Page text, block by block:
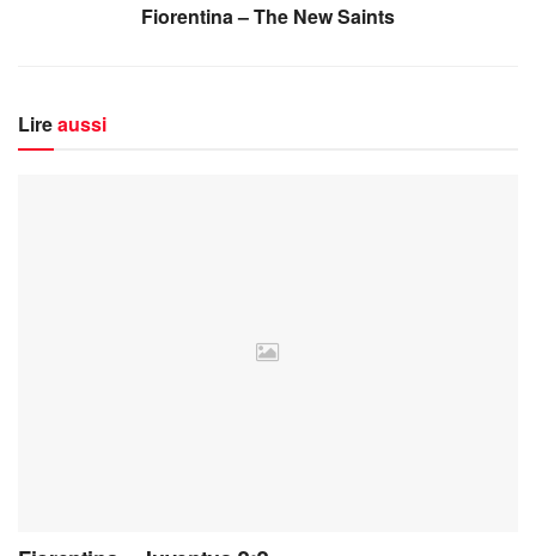
Fiorentina – The New Saints
Lireaussi